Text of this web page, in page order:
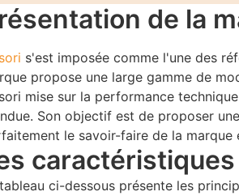
de la
s'est imposée comme l'une des
propose une large gamme de
mise sur la performance
Son objectif est de proposer
le savoir-faire de la
ci-dessous présente les